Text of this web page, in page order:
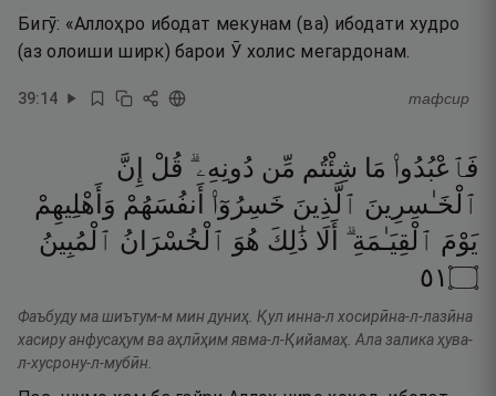
Бигӯ: «Аллоҳро ибодат мекунам (ва) ибодати худро
(аз олоиши ширк) барои Ӯ холис мегардонам.
39:14 тафсир
فَٱعْبُدُوا۟ مَا شِئْتُم مِّن دُونِهِۦ ۗ قُلْ
إِنَّ
ٱلْخَـٰسِرِينَ ٱلَّذِينَ خَسِرُوٓا۟ أَنفُسَهُمْ وَأَهْلِيهِمْ
يَوْمَ ٱلْقِيَـٰمَةِ ۗ أَلَا ذَٰلِكَ هُوَ ٱلْخُسْرَانُ ٱلْمُبِينُ
۝١٥
Фаъбуду ма шиътум-м мин дуниҳ. Қул инна-л хосирӣна-л-лазӣна
хасиру анфусаҳум ва аҳлӣҳим явма-л-Қийамаҳ. Ала залика ҳува-
л-хусрону-л-мубӣн.